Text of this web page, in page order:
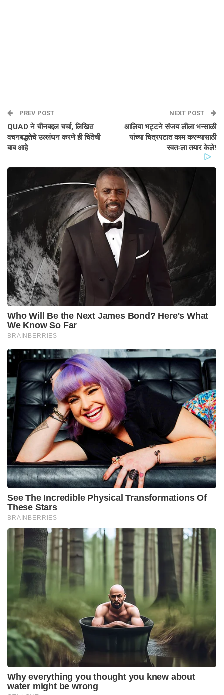
PREV POST
QUAD ने चीनबद्दल चर्चा, लिखित
वचनबद्धतेचे उल्लंघन करणे ही चिंतेची
बाब आहे
NEXT POST
आलिया भट्टने संजय लीला भन्साळी
यांच्या चित्रपटात काम करण्यासाठी
स्वतःला तयार केले!